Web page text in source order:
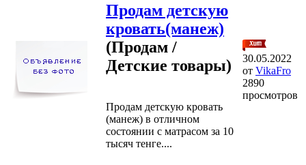
Продам детскую
кровать(манеж)
(Продам /
Детские товары)
Продам детскую кровать
(манеж) в отличном
состоянии с матрасом за 10
тысяч тенге....
30.05.2022
от VikaFro
2890
просмотров